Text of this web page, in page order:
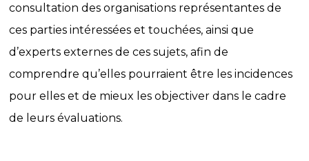
consultation des organisations représentantes de
ces parties intéressées et touchées, ainsi que
d’experts externes de ces sujets, afin de
comprendre qu’elles pourraient être les incidences
pour elles et de mieux les objectiver dans le cadre
de leurs évaluations.